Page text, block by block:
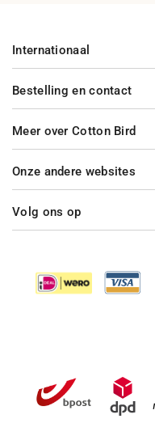
Bestelling en contact
Meer over Cotton Bird
Internationaal
Onze andere websites
Volg ons op